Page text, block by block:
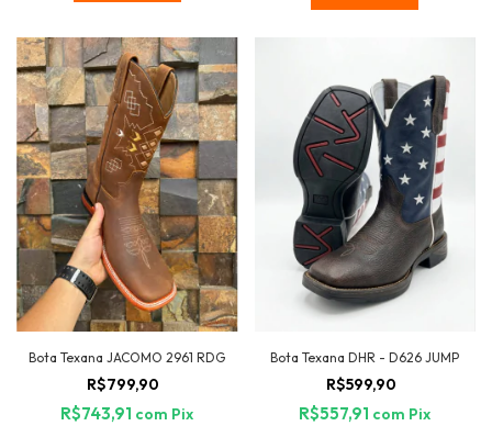
Bota Texana JACOMO 2961 RDG
R$799,90
R$743,91 com Pix
Bota Texana DHR - D626 JUMP
R$599,90
R$557,91 com Pix